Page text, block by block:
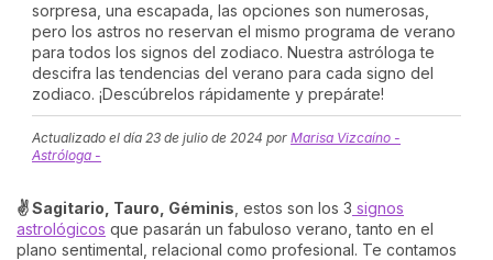
sorpresa, una escapada, las opciones son numerosas,
pero los astros no reservan el mismo programa de verano
para todos los signos del zodiaco. Nuestra astróloga te
descifra las tendencias del verano para cada signo del
zodiaco. ¡Descúbrelos rápidamente y prepárate!
Actualizado el día 23 de julio de 2024 por Marisa Vizcaíno -
Astróloga -
✌️ Sagitario, Tauro, Géminis , estos son los 3 signos
astrológicos que pasarán un fabuloso verano, tanto en el
plano sentimental, relacional como profesional. Te contamos